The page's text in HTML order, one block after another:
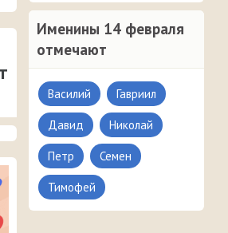
Именины 14 февраля
отмечают
Василий Гавриил
Давид Николай
Петр Семен
Тимофей